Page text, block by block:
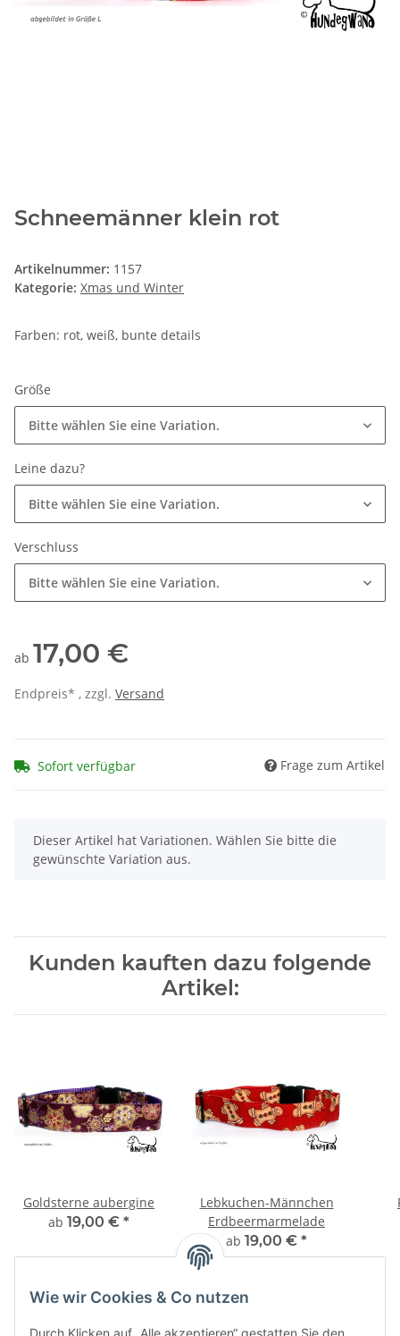
Schneemänner klein rot
Artikelnummer: 1157
Kategorie: Xmas und Winter
Farben: rot, weiß, bunte details
Größe
Bitte wählen Sie eine Variation.
Leine dazu?
Bitte wählen Sie eine Variation.
Verschluss
Bitte wählen Sie eine Variation.
ab 17,00 €
Endpreis* , zzgl. Versand
Sofort verfügbar Frage zum Artikel
x
Dieser Artikel hat Variationen. Wählen Sie bitte die
gewünschte Variation aus.
Kunden kauften dazu folgende
Artikel:
Goldsterne aubergine
ab 19,00 € *
Lebkuchen-Männchen
Erdbeermarmelade
ab 19,00 € *
Wie wir Cookies & Co nutzen